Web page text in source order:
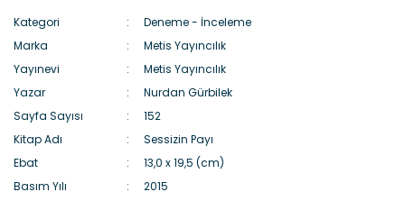
Kategori
Deneme - İnceleme
Marka
Metis Yayıncılık
Yayınevi
Metis Yayıncılık
Yazar
Nurdan Gürbilek
Sayfa Sayısı
152
Kitap Adı
Sessizin Payı
Ebat
13,0 x 19,5 (cm)
Basım Yılı
2015